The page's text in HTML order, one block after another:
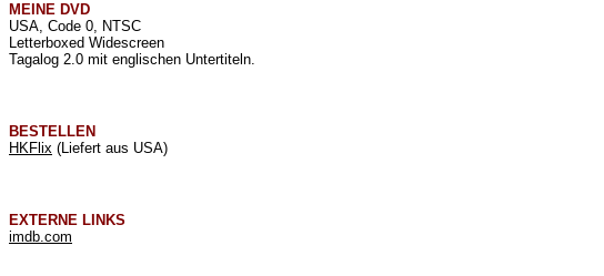
MEINE DVD
USA, Code 0, NTSC
Letterboxed Widescreen
Tagalog 2.0 mit englischen Untertiteln.
BESTELLEN
HKFlix (Liefert aus USA)
EXTERNE LINKS
imdb.com